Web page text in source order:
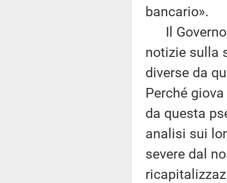
bancario».
Il Governo
notizie sulla
diverse da
Perché
da questa
analisi sui
severe dal